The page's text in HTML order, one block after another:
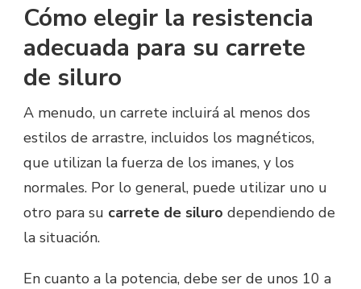
Cómo elegir la resistencia
adecuada para su carrete
de siluro
A menudo, un carrete incluirá al menos dos
estilos de arrastre, incluidos los magnéticos,
que utilizan la fuerza de los imanes, y los
normales. Por lo general, puede utilizar uno u
otro para su carrete de siluro dependiendo de
la situación.
En cuanto a la potencia, debe ser de unos 10 a